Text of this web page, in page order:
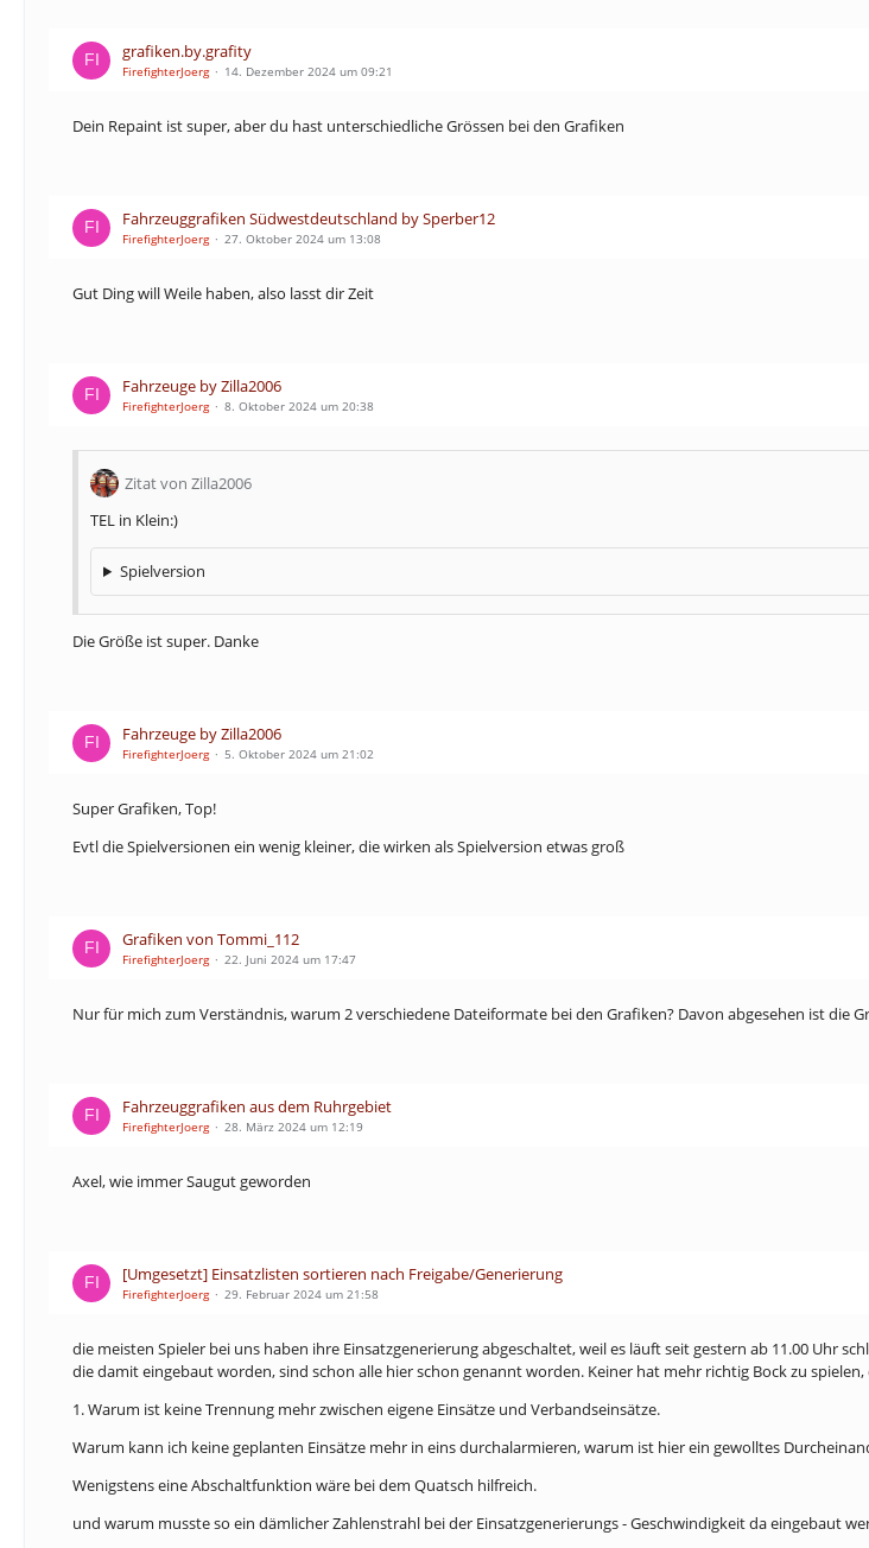
grafiken.by.grafity
FirefighterJoerg 14. Dezember 2024 um 09:21
Dein Repaint ist super, aber du hast unterschiedliche Grössen bei den Grafiken
Fahrzeuggrafiken Südwestdeutschland by Sperber12
FirefighterJoerg 27. Oktober 2024 um 13:08
Gut Ding will Weile haben, also lasst dir Zeit
Fahrzeuge by Zilla2006
FirefighterJoerg 8. Oktober 2024 um 20:38
Zitat von Zilla2006
TEL in Klein:)
Spielversion
Die Größe ist super. Danke
Fahrzeuge by Zilla2006
FirefighterJoerg 5. Oktober 2024 um 21:02
Super Grafiken, Top!
Evtl die Spielversionen ein wenig kleiner, die wirken als Spielversion etwas groß
Grafiken von Tommi_112
FirefighterJoerg 22. Juni 2024 um 17:47
Nur für mich zum Verständnis, warum 2 verschiedene Dateiformate bei den Grafiken? Davon abgesehen ist die
Fahrzeuggrafiken aus dem Ruhrgebiet
FirefighterJoerg 28. März 2024 um 12:19
Axel, wie immer Saugut geworden
[Umgesetzt] Einsatzlisten sortieren nach Freigabe/Generierung
FirefighterJoerg 29. Februar 2024 um 21:58
die meisten Spieler bei uns haben ihre Einsatzgenerierung abgeschaltet, weil es läuft seit gestern ab 11.00 Uhr
die damit eingebaut worden, sind schon alle hier schon genannt worden. Keiner hat mehr richtig Bock zu
1. Warum ist keine Trennung mehr zwischen eigene Einsätze und Verbandseinsätze.
Warum kann ich keine geplanten Einsätze mehr in eins durchalarmieren, warum ist hier ein gewolltes
Wenigstens eine Abschaltfunktion wäre bei dem Quatsch hilfreich.
und warum musste so ein dämlicher Zahlenstrahl bei der Einsatzgenerierungs - Geschwindigkeit da eingebaut